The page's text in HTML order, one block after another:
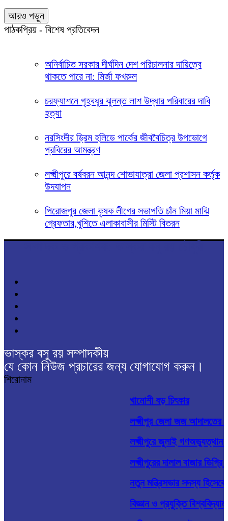
আরও পড়ুন
পাঠকপ্রিয় - বিশেষ প্রতিবেদন
অনির্বাচিত সরকার দীর্ঘদিন দেশ পরিচালনার দায়িত্বে
থাকতে পারে না: মির্জা ফখরুল
চরফ্যাশনে গৃহবধূর ঝুলন্ত লাশ উদ্ধার পরিবারের দাবি
হত্যা
নরসিংদীর ড্রিম হলিডে পার্কের জীববৈচিত্র উপভোগে
প্রবিরের আমন্ত্রণ
লক্ষ্মীপুরে বর্ষবরন আনন্দ শোভাযাত্রা জেলা প্রশাসন কর্তৃক
উদযাপন
পিরোজপুর জেলা কৃষক লীগের সভাপতি চাঁন মিয়া মাঝি
গ্রেফতার,খুশিতে এলাকাবাসীর মিস্টি বিতরন
ভাস্কর বসু রয় সম্পাদকীয়
যে কোন নিউজ প্রচারের জন্য যোগাযোগ করুন।
শিরোনাম
খামোশী বড় চিৎকার
লক্ষ্মীপুর জেলা জজ আদালতের
লক্ষ্মীপুরে জুলাই
লক্ষ্মীপুরের দালাল বাজার
নতুন মন্ত্রিসভার সদস্য
বিজ্ঞান ও প্রযুক্তি